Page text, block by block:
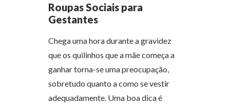
Roupas Sociais para
Gestantes
Chega uma hora durante a gravidez
que os quilinhos que a mãe começa a
ganhar torna-se uma preocupação,
sobretudo quanto a como se vestir
adequadamente. Uma boa dica é